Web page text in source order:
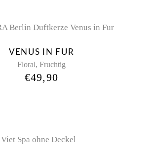
VENUS IN FUR
Floral, Fruchtig
€49,90